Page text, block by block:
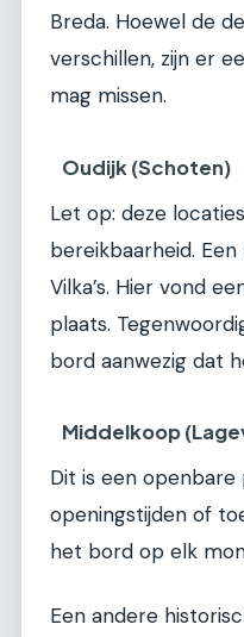
Breda. Hoewel de
verschillen, zijn er
mag missen.
Oudijk (Schoten)
Let op: deze
bereikbaarheid.
Vilka’s. Hier vond
plaats.
bord aanwezig dat
Middelkoop
Dit is een openbare
openingstijden of
het bord op elk
Een andere